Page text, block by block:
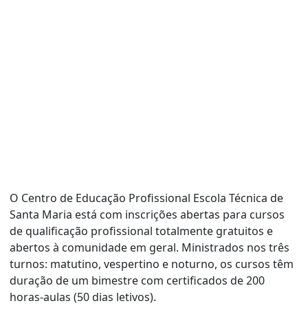
O Centro de Educação Profissional Escola Técnica de
Santa Maria está com inscrições abertas para cursos
de qualificação profissional totalmente gratuitos e
abertos à comunidade em geral. Ministrados nos três
turnos: matutino, vespertino e noturno, os cursos têm
duração de um bimestre com certificados de 200
horas-aulas (50 dias letivos).